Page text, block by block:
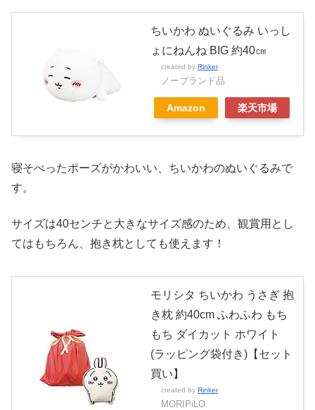
ちいかわ ぬいぐるみ いっし
ょにねんね BIG 約40㎝
created by Rinker
ノーブランド品
Amazon 楽天市場
寝そべったポーズがかわいい、ちいかわのぬいぐるみで
す。
サイズは40センチと大きなサイズ感のため、観賞用とし
てはもちろん、抱き枕としても使えます！
モリシタ ちいかわ うさぎ 抱
き枕 約40cm ふわふわ もち
もち ダイカット ホワイト
(ラッピング袋付き)【セット
買い】
created by Rinker
MORIPiLO